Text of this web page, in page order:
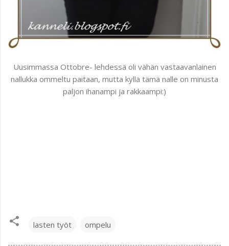
Uusimmassa Ottobre- lehdessä oli vähän vastaavanlainen
nallukka ommeltu paitaan, mutta kyllä tämä nalle on minusta
paljon ihanampi ja rakkaampi:)
lasten työt ompelu